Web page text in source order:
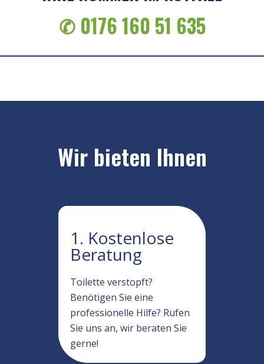
✆ 0176 160 51 635
Wir bieten Ihnen
1. Kostenlose
Beratung
Toilette verstopft?
Benötigen Sie eine
professionelle Hilfe? Rufen
Sie uns an, wir beraten Sie
gerne!